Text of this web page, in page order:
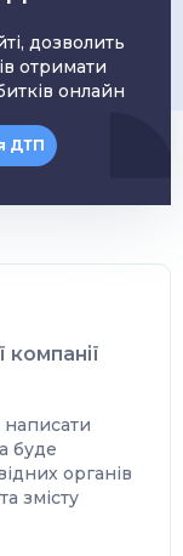
дозволить
отримати
онлайн
ДТП
компанії
буде
органів
змісту